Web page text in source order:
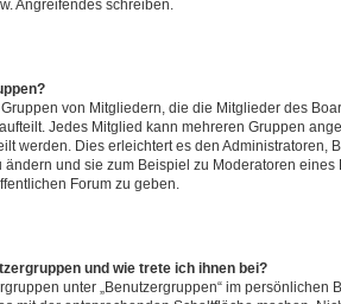
Angreifendes schreiben.
von Mitgliedern, die die Mitglieder des
Jedes Mitglied kann mehreren Gruppen
werden. Dies erleichtert es den Administratoren,
ändern und sie zum Beispiel zu Moderatoren
Forum zu geben.
und wie trete ich ihnen bei?
unter „Benutzergruppen“ im persönlichen